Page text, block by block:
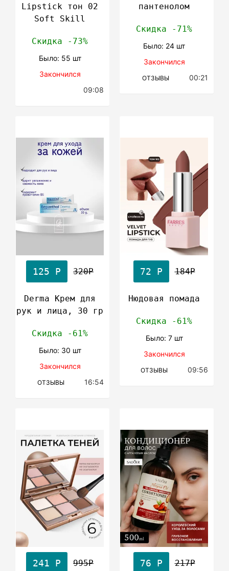
Lipstick тон 02
Soft Skill
Скидка -73%
Было: 55 шт
Закончился
09:08
пантенолом
Скидка -71%
Было: 24 шт
Закончился
ОТЗЫВЫ 00:21
125 Р 320Р
Derma Крем для
рук и лица, 30 гр
Скидка -61%
Было: 30 шт
Закончился
ОТЗЫВЫ 16:54
72 Р 184Р
Нюдовая помада
Скидка -61%
Было: 7 шт
Закончился
ОТЗЫВЫ 09:56
241 Р 995Р 76 Р 217Р